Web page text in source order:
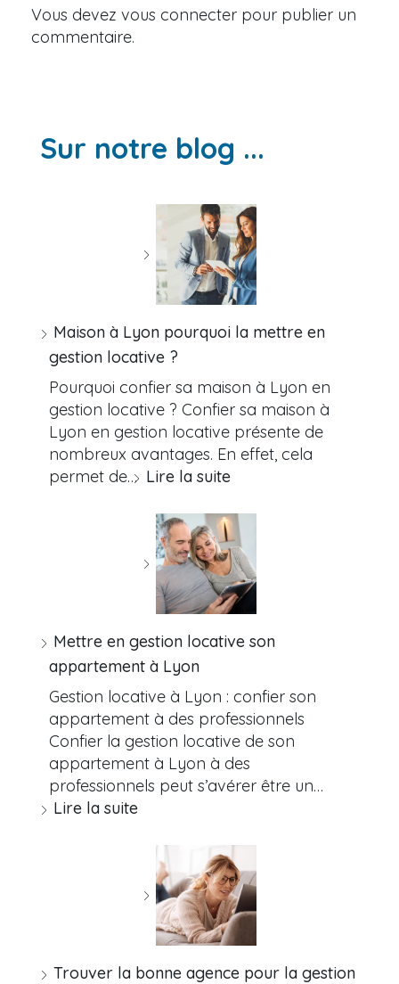
Vous devez vous connecter pour publier un
commentaire.
Sur notre blog ...
Maison à Lyon pourquoi la mettre en
gestion locative ?
Pourquoi confier sa maison à Lyon en
gestion locative ? Confier sa maison à
Lyon en gestion locative présente de
nombreux avantages. En effet, cela
permet de… Lire la suite
Mettre en gestion locative son
appartement à Lyon
Gestion locative à Lyon : confier son
appartement à des professionnels
Confier la gestion locative de son
appartement à Lyon à des
professionnels peut s’avérer être un…
Lire la suite
Trouver la bonne agence pour la gestion